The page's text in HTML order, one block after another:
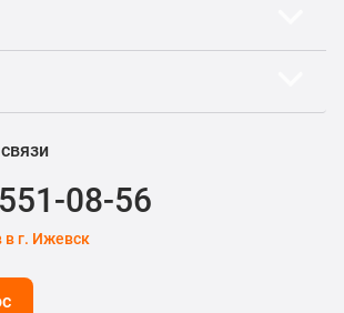
08-56
в г. Ижевск